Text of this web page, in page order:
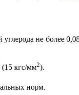
углерода не более
(15 кгс/мм2).
норм.